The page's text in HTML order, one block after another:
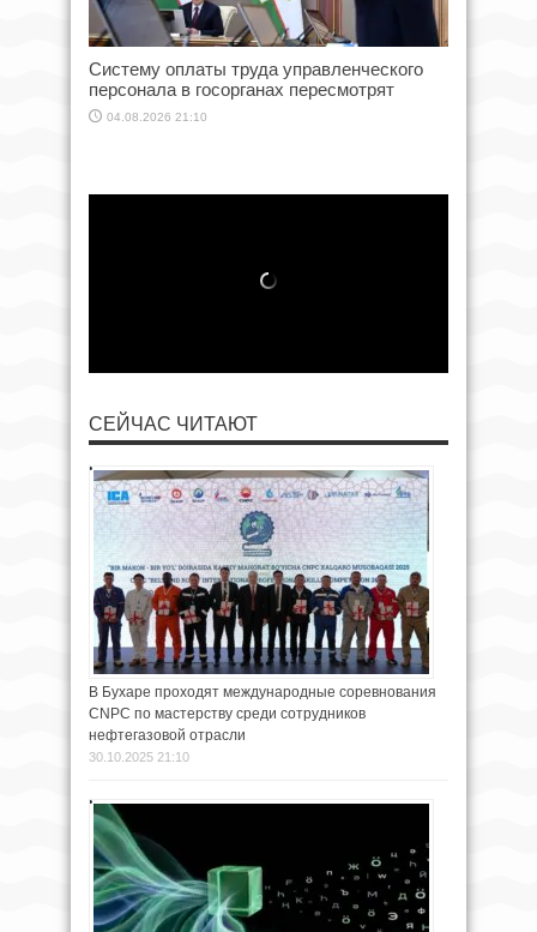
Систему оплаты труда управленческого
персонала в госорганах пересмотрят
04.08.2026 21:10
СЕЙЧАС ЧИТАЮТ
В Бухаре проходят международные соревнования
CNPC по мастерству среди сотрудников
нефтегазовой отрасли
30.10.2025 21:10